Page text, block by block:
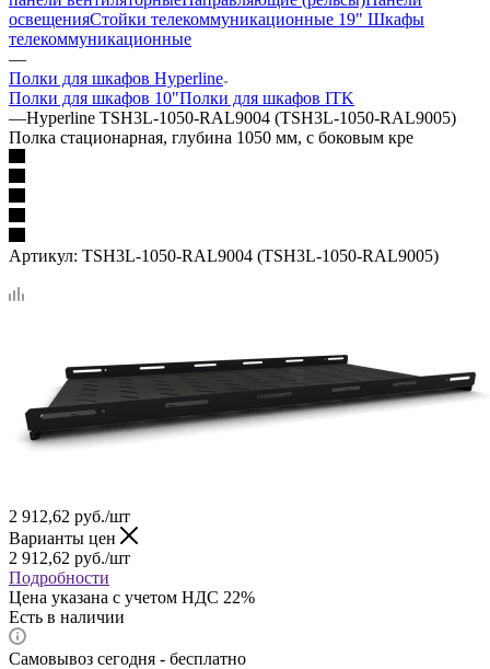
освещенияСтойки телекоммуникационные 19" Шкафы
телекоммуникационные
—
Полки для шкафов Hyperline
Полки для шкафов 10"Полки для шкафов ITK
—Hyperline TSH3L-1050-RAL9004 (TSH3L-1050-RAL9005)
Полка стационарная, глубина 1050 мм, с боковым кре
Артикул: TSH3L-1050-RAL9004 (TSH3L-1050-RAL9005)
2 912,62 руб./шт
Варианты цен
2 912,62 руб./шт
Подробности
Цена указана с учетом НДС 22%
Есть в наличии
Самовывоз сегодня - бесплатно